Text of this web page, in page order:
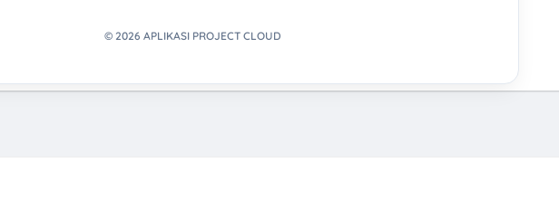
© 2026 APLIKASI PROJECT CLOUD